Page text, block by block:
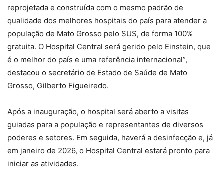
reprojetada e construída com o mesmo padrão de
qualidade dos melhores hospitais do país para atender a
população de Mato Grosso pelo SUS, de forma 100%
gratuita. O Hospital Central será gerido pelo Einstein, que
é o melhor do país e uma referência internacional”,
destacou o secretário de Estado de Saúde de Mato
Grosso, Gilberto Figueiredo.
Após a inauguração, o hospital será aberto a visitas
guiadas para a população e representantes de diversos
poderes e setores. Em seguida, haverá a desinfecção e, já
em janeiro de 2026, o Hospital Central estará pronto para
iniciar as atividades.